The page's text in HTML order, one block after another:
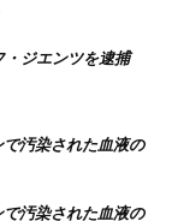
ジエンツを逮捕
汚染された血液の
汚染された血液の